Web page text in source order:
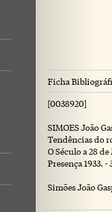
Ficha
[0038920]
SIMOES João
Tendências do
O Século a 28
Presença 1933. -
Simões João